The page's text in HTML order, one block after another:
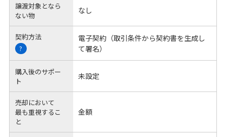
譲渡対象となら
ない物
なし
契約方法
?
電子契約（取引条件から契約書を生成し
て署名）
購入後のサポー
ト
未設定
売却において
最も重視するこ
と
金額